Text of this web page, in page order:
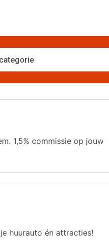
1,5% commissie op jouw
huurauto én attracties!